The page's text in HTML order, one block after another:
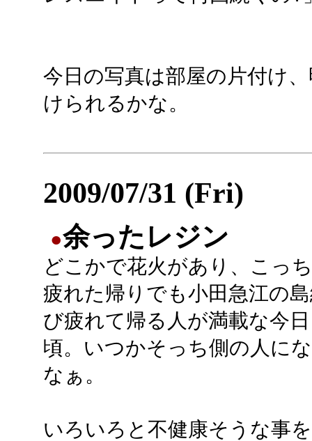
今日の写真は部屋の片付け
けられるかな。
2009/07/31 (Fri)
●余ったレジン
どこかで花火があり、こっ
疲れた帰りでも小田急江の
び疲れて帰る人が満載な今
頃。いつかそっち側の人に
なぁ。
いろいろと不健康そうな事